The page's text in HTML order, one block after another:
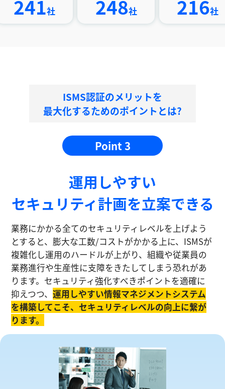
社 社 社
ISMS認証のメリットを
最大化するためのポイントとは?
Point 3
運⽤しやすい
セキュリティ計画を⽴案できる
業務にかかる全てのセキュリティレベルを上げよう
とすると、膨大な工数/コストがかかる上に、ISMSが
複雑化し運⽤のハードルが上がり、組織や従業員の
業務進⾏や生産性に⽀障をきたしてしまう恐れがあ
ります。セキュリティ強化すべきポイントを適確に
抑えつつ、運⽤しやすい情報マネジメントシステム
を構築してこそ、セキュリティレベルの向上に繋が
ります。